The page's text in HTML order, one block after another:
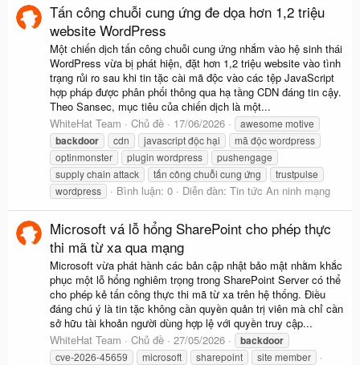
Tấn công chuỗi cung ứng đe dọa hơn 1,2 triệu
website WordPress
Một chiến dịch tấn công chuỗi cung ứng nhắm vào hệ sinh thái
WordPress vừa bị phát hiện, đặt hơn 1,2 triệu website vào tình
trạng rủi ro sau khi tin tặc cài mã độc vào các tệp JavaScript
hợp pháp được phân phối thông qua hạ tầng CDN đáng tin cậy.
Theo Sansec, mục tiêu của chiến dịch là một...
WhiteHat Team
Chủ đề 17/06/2026 awesome motive
backdoor cdn javascript độc hại
mã độc wordpress
optinmonster
plugin wordpress
pushengage
supply chain attack
tấn công chuỗi cung ứng
trustpulse
wordpress
Bình luận: 0 Diễn đàn: Tin tức An ninh mạng
Microsoft vá lỗ hổng SharePoint cho phép thực
thi mã từ xa qua mạng
Microsoft vừa phát hành các bản cập nhật bảo mật nhằm khắc
phục một lỗ hổng nghiêm trọng trong SharePoint Server có thể
cho phép kẻ tấn công thực thi mã từ xa trên hệ thống. Điều
đáng chú ý là tin tặc không cần quyền quản trị viên mà chỉ cần
sở hữu tài khoản người dùng hợp lệ với quyền truy cập...
WhiteHat Team
Chủ đề 27/05/2026 backdoor
cve-2026-45659 microsoft sharepoint site member